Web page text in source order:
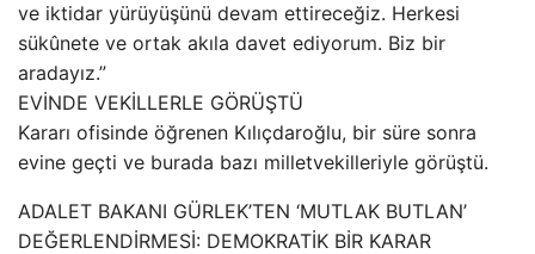
ve iktidar yürüyüşünü devam ettireceğiz. Herkesi
sükûnete ve ortak akıla davet ediyorum. Biz bir
aradayız.”
EVİNDE VEKİLLERLE GÖRÜŞTÜ
Kararı ofisinde öğrenen Kılıçdaroğlu, bir süre sonra
evine geçti ve burada bazı milletvekilleriyle görüştü.
ADALET BAKANI GÜRLEK’TEN ‘MUTLAK BUTLAN’
DEĞERLENDİRMESİ: DEMOKRATİK BİR KARAR